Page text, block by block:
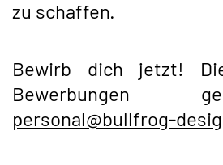
zu schaffen.
Bewirb dich jetzt!
Bewerbungen
personal@bullfrog-